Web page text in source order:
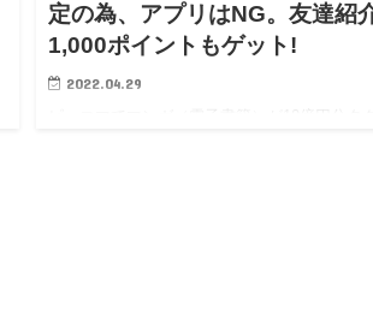
定の為、アプリはNG。友達紹
1,000ポイントもゲット!
2022.04.29